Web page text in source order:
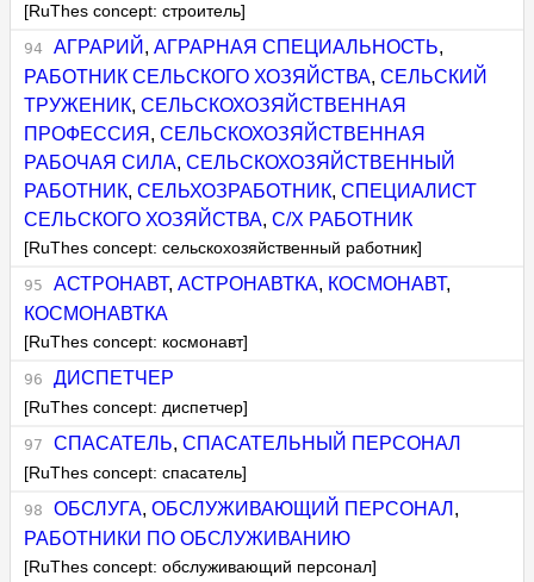
[RuThes concept: строитель]
АГРАРИЙ , АГРАРНАЯ СПЕЦИАЛЬНОСТЬ,
РАБОТНИК СЕЛЬСКОГО ХОЗЯЙСТВА,СЕЛЬСКИЙ
ТРУЖЕНИК,СЕЛЬСКОХОЗЯЙСТВЕННАЯ
ПРОФЕССИЯ ,СЕЛЬСКОХОЗЯЙСТВЕННАЯ
РАБОЧАЯ СИЛА,СЕЛЬСКОХОЗЯЙСТВЕННЫЙ
РАБОТНИК,СЕЛЬХОЗРАБОТНИК,СПЕЦИАЛИСТ
СЕЛЬСКОГО ХОЗЯЙСТВА,С/Х РАБОТНИК
[RuThes concept: сельскохозяйственный работник]
АСТРОНАВТ, АСТРОНАВТКА, КОСМОНАВТ,
КОСМОНАВТКА
[RuThes concept: космонавт]
ДИСПЕТЧЕР
[RuThes concept: диспетчер]
СПАСАТЕЛЬ, СПАСАТЕЛЬНЫЙ ПЕРСОНАЛ
[RuThes concept: спасатель]
ОБСЛУГА, ОБСЛУЖИВАЮЩИЙ ПЕРСОНАЛ ,
РАБОТНИКИ ПО ОБСЛУЖИВАНИЮ
[RuThes concept: обслуживающий персонал]